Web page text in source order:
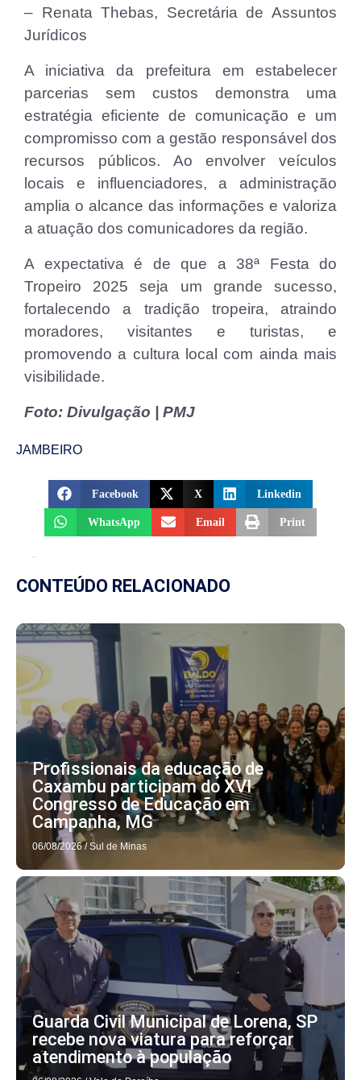
– Renata Thebas, Secretária de Assuntos
Jurídicos
A iniciativa da prefeitura em estabelecer
parcerias sem custos demonstra uma
estratégia eficiente de comunicação e um
compromisso com a gestão responsável dos
recursos públicos. Ao envolver veículos
locais e influenciadores, a administração
amplia o alcance das informações e valoriza
a atuação dos comunicadores da região.
A expectativa é de que a 38ª Festa do
Tropeiro 2025 seja um grande sucesso,
fortalecendo a tradição tropeira, atraindo
moradores, visitantes e turistas, e
promovendo a cultura local com ainda mais
visibilidade.
Foto: Divulgação | PMJ
JAMBEIRO
Facebook X Linkedin
WhatsApp Email Print
CONTEÚDO RELACIONADO
Profissionais da educação de
Caxambu participam do XVI
Congresso de Educação em
Campanha, MG
06/08/2026 / Sul de Minas
Guarda Civil Municipal de Lorena, SP
recebe nova viatura para reforçar
atendimento à população